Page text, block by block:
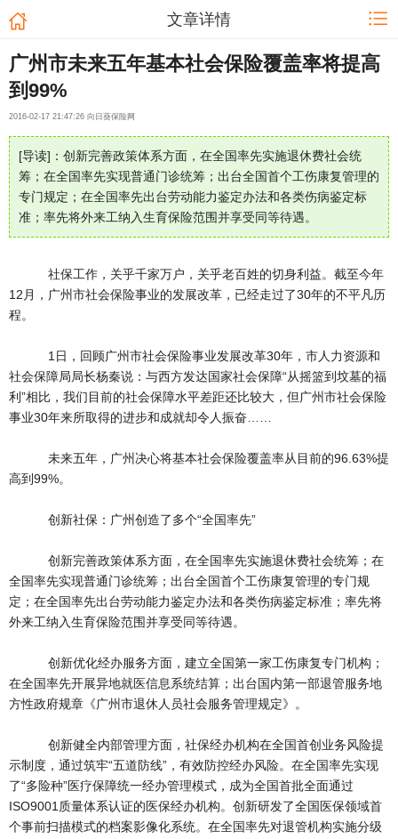
文章详情
广州市未来五年基本社会保险覆盖率将提高
到99%
2016-02-17 21:47:26 向日葵保险网
[导读]：创新完善政策体系方面，在全国率先实施退休费社会统
筹；在全国率先实现普通门诊统筹；出台全国首个工伤康复管理的
专门规定；在全国率先出台劳动能力鉴定办法和各类伤病鉴定标
准；率先将外来工纳入生育保险范围并享受同等待遇。
社保工作，关乎千家万户，关乎老百姓的切身利益。截至今年
12月，广州市社会保险事业的发展改革，已经走过了30年的不平凡历
程。
1日，回顾广州市社会保险事业发展改革30年，市人力资源和
社会保障局局长杨秦说：与西方发达国家社会保障“从摇篮到坟墓的福
利”相比，我们目前的社会保障水平差距还比较大，但广州市社会保险
事业30年来所取得的进步和成就却令人振奋……
未来五年，广州决心将基本社会保险覆盖率从目前的96.63%提
高到99%。
创新社保：广州创造了多个“全国率先”
创新完善政策体系方面，在全国率先实施退休费社会统筹；在
全国率先实现普通门诊统筹；出台全国首个工伤康复管理的专门规
定；在全国率先出台劳动能力鉴定办法和各类伤病鉴定标准；率先将
外来工纳入生育保险范围并享受同等待遇。
创新优化经办服务方面，建立全国第一家工伤康复专门机构；
在全国率先开展异地就医信息系统结算；出台国内第一部退管服务地
方性政府规章《广州市退休人员社会服务管理规定》。
创新健全内部管理方面，社保经办机构在全国首创业务风险提
示制度，通过筑牢“五道防线”，有效防控经办风险。在全国率先实现
了“多险种”医疗保障统一经办管理模式，成为全国首批全面通过
ISO9001质量体系认证的医保经办机构。创新研发了全国医保领域首
个事前扫描模式的档案影像化系统。在全国率先对退管机构实施分级